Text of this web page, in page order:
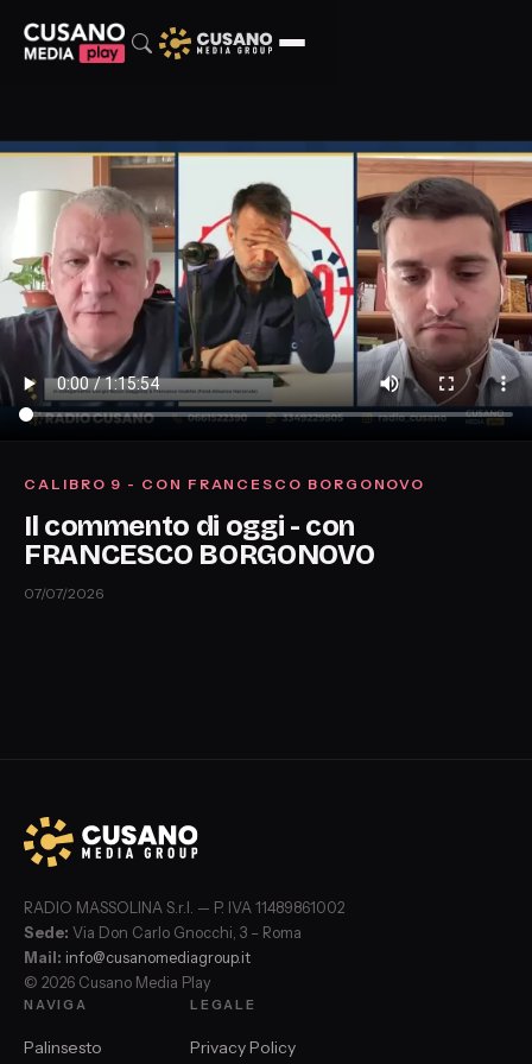
CALIBRO 9 - CON FRANCESCO BORGONOVO
Il commento di oggi - con
FRANCESCO BORGONOVO
07/07/2026
RADIO MASSOLINA S.r.l. — P. IVA 11489861002
Sede: Via Don Carlo Gnocchi, 3 – Roma
Mail: info@cusanomediagroup.it
© 2026 Cusano Media Play
NAVIGA
Palinsesto
LEGALE
Privacy Policy